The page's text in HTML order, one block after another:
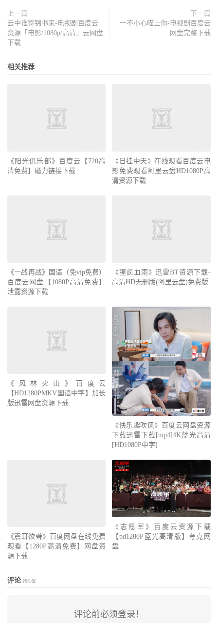
上一篇
云中谁寄锦书来-电视剧百度云
资源「电影/1080p/高清」云网盘
下载
下一篇
一不小心喵上你-电视剧百度云
网盘完整下载
相关推荐
《阳光俱乐部》百度云【720高
清免费】磁力链接下载
《日挂中天》在线观看百度云电
影免费观看阿里云盘HD1080P高
清资源下载
《一战再战》国语（免vip免费）
百度云网盘【1080P高清免费】
泄露资源下载
《猩疯血雨》迅雷BT资源下载-
高清HD无删版(阿里云盘)免费版
《风林火山》百度云
【HD1280PMKV国语中字】加长
版迅雷网盘资源下载
《快乐趣吹风》百度云网盘资源
下载迅雷下载[mp4]4K蓝光高清
[HD1080P中字]
观看【1280P高清免费】网盘资
源下载
《志愿军》百度云资源下载
【bd1280P蓝光高清版】夸克网
盘